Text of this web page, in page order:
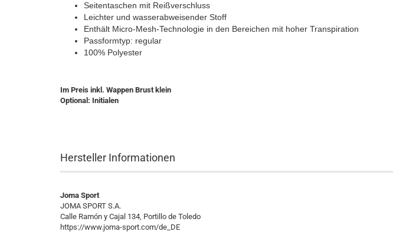
Seitentaschen mit Reißverschluss
Leichter und wasserabweisender Stoff
Enthält Micro-Mesh-Technologie in den Bereichen mit hoher Transpiration
Passformtyp: regular
100% Polyester
Im Preis inkl. Wappen Brust klein
Optional: Initialen
Hersteller Informationen
Joma Sport
JOMA SPORT S.A.
Calle Ramón y Cajal 134, Portillo de Toledo
https://www.joma-sport.com/de_DE